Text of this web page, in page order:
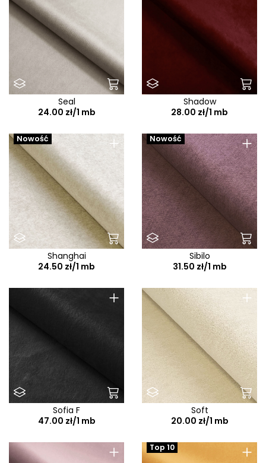
Seal
24.00 zł/1 mb
Shadow
28.00 zł/1 mb
+
Nowość
Shanghai
24.50 zł/1 mb
+
Nowość
Sibilo
31.50 zł/1 mb
+
Sofia F
47.00 zł/1 mb
+
Soft
20.00 zł/1 mb
+ +
Top 10